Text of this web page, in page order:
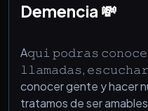
Demencia 💸
A𝚚𝚞𝚒 𝚙𝚘𝚍𝚛𝚊𝚜
𝚕𝚕𝚊𝚖𝚊𝚍𝚊𝚜, 𝚎𝚜𝚌𝚞𝚌𝚑𝚊𝚛
conocer gente y hacer
tratamos de ser